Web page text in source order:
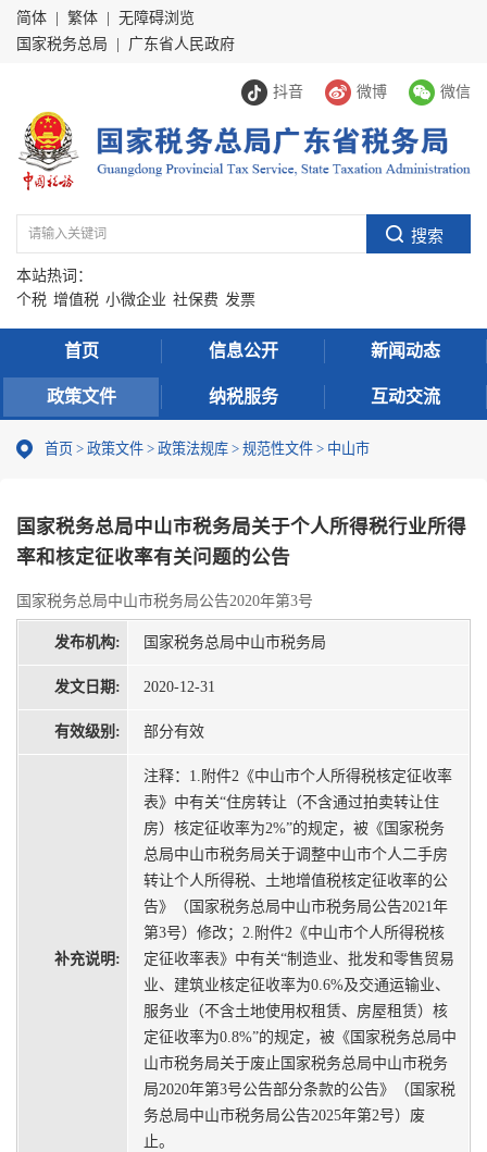
简体 繁体
无障碍浏览
国家税务总局
广东省人民政府
抖音 微博 微信
本站热词：
个税 增值税 小微企业 社保费 发票
首页 信息公开 新闻动态
政策文件 纳税服务 互动交流
首页 > 政策文件 > 政策法规库 > 规范性文件 > 中山市
国家税务总局中山市税务局关于个人所得税行业所得
率和核定征收率有关问题的公告
国家税务总局中山市税务局公告2020年第3号
发布机构: 国家税务总局中山市税务局
发文日期: 2020-12-31
有效级别: 部分有效
补充说明:
注释：1.附件2《中山市个人所得税核定征收率
表》中有关“住房转让（不含通过拍卖转让住
房）核定征收率为2%”的规定，被《国家税务
总局中山市税务局关于调整中山市个人二手房
转让个人所得税、土地增值税核定征收率的公
告》（国家税务总局中山市税务局公告2021年
第3号）修改；2.附件2《中山市个人所得税核
定征收率表》中有关“制造业、批发和零售贸易
业、建筑业核定征收率为0.6%及交通运输业、
服务业（不含土地使用权租赁、房屋租赁）核
定征收率为0.8%”的规定，被《国家税务总局中
山市税务局关于废止国家税务总局中山市税务
局2020年第3号公告部分条款的公告》（国家税
务总局中山市税务局公告2025年第2号）废
止。